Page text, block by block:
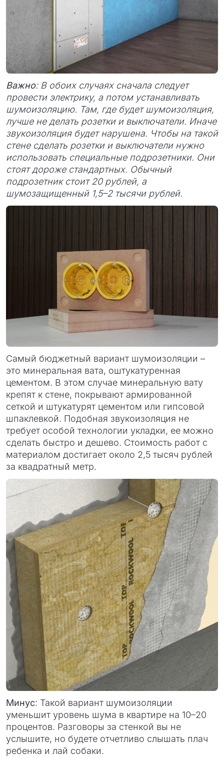
Важно: В обоих случаях сначала следует
провести электрику, а потом устанавливать
шумоизоляцию. Там, где будет шумоизоляция,
лучше не делать розетки и выключатели. Иначе
звукоизоляция будет нарушена. Чтобы на такой
стене сделать розетки и выключатели нужно
использовать специальные подрозетники. Они
стоят дороже стандартных. Обычный
подрозетник стоит 20 рублей, а
шумозащищенный 1,5–2 тысячи рублей.
Самый бюджетный вариант шумоизоляции –
это минеральная вата, оштукатуренная
цементом. В этом случае минеральную вату
крепят к стене, покрывают армированной
сеткой и штукатурят цементом или гипсовой
шпаклевкой. Подобная звукоизоляция не
требует особой технологии укладки, ее можно
сделать быстро и дешево. Стоимость работ с
материалом достигает около 2,5 тысяч рублей
за квадратный метр.
Минус: Такой вариант шумоизоляции
уменьшит уровень шума в квартире на 10–20
процентов. Разговоры за стенкой вы не
услышите, но будете отчетливо слышать плач
ребенка и лай собаки.